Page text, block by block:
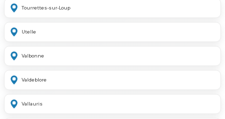
Tourrettes-sur-Loup
Utelle
Valbonne
Valdeblore
Vallauris